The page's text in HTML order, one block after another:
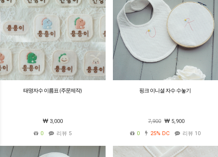
태명자수 이름표 (주문제작)
3,000
0
리뷰 5
핑크 이니셜 자수 수놓기
7,900
5,900
0
25% DC 리뷰 10